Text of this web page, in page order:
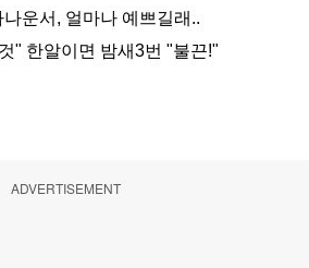
ADVERTISEMENT